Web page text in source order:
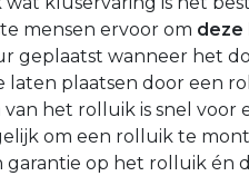
mensen ervoor om deze
geplaatst wanneer het
laten plaatsen door een
van het rolluik is snel voor
om een rolluik te
garantie op het rolluik én